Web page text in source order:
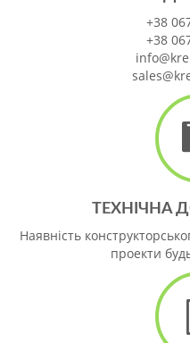
+38
+38
ТЕХНІЧНА
Наявність
проекти